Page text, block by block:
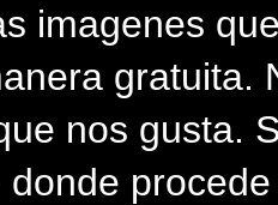
imagenes
gratuita.
nos gusta.